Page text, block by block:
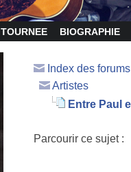
TOURNEE BIOGRAPHIE
Index des
Artistes
Entre Paul
Parcourir ce sujet